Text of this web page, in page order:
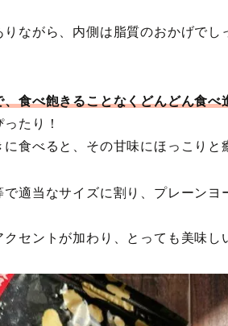
ながら、内側は脂質のおかげでし
食べ飽きることなくどんどん食べ
たり！
食べると、その甘味にほっこりと
適当なサイズに割り、プレーンヨ
セントが加わり、とっても美味し